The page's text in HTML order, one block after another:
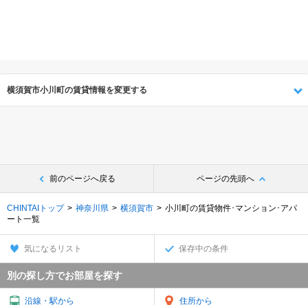
横須賀市小川町の賃貸情報を変更する
前のページへ戻る ページの先頭へ
CHINTAIトップ 神奈川県 横須賀市
小川町の賃貸物件･マンション･アパ
ート一覧
気になるリスト 保存中の条件
別の探し方でお部屋を探す
沿線・駅から 住所から